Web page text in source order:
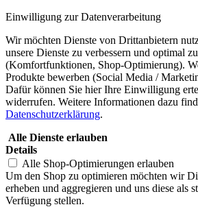
Einwilligung zur Datenverarbeitung
Wir möchten Dienste von Drittanbietern
unsere Dienste zu verbessern und optimal
(Komfortfunktionen, Shop-Optimierung).
Produkte bewerben (Social Media /
Dafür können Sie hier Ihre Einwilligung
widerrufen. Weitere Informationen dazu
Datenschutzerklärung.
Alle Dienste erlauben
Details
Alle Shop-Optimierungen erlauben
Um den Shop zu optimieren möchten wir
erheben und aggregieren und uns diese als
Verfügung stellen.